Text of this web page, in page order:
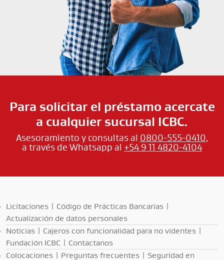
Para solicitar el préstamo acercate
a cualquier sucursal ICBC.
Asesoramiento y consultas al 0800-555-0410
a través de Whatsapp al +54 9 11 4820-4104
Licitaciones Código de Prácticas Bancarias
Actualización de datos personales
Noticias
Cajeros con funcionalidad para no videntes
Fundación ICBC
Contactanos
Colocaciones
Preguntas frecuentes
Seguridad en